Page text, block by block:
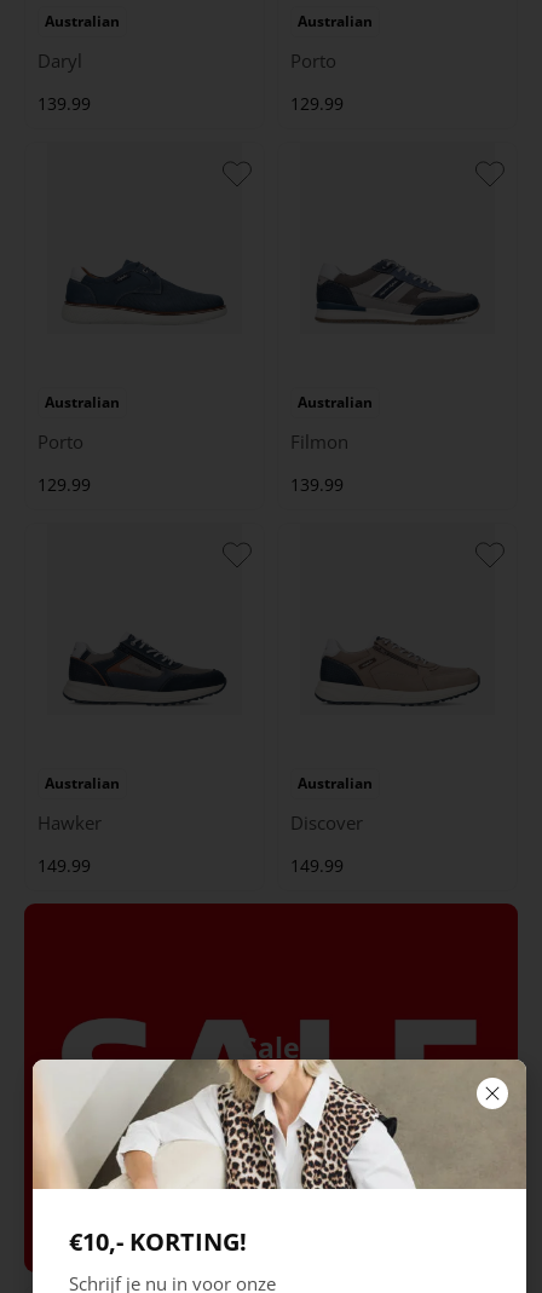
Australian
Daryl
139.99
Australian
Porto
129.99
Australian
Porto
129.99
Australian
Filmon
139.99
Australian
Hawker
149.99
Australian
Discover
149.99
Sale
Bekijk Sale
€10,- KORTING!
Schrijf je nu in voor onze